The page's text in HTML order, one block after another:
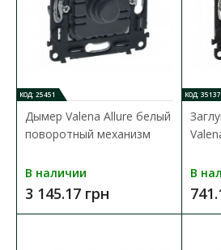
В КОРЗИНУ
В
КОД: 25451
Дымер Valena Allure белый
поворотный механизм
В наличии
3 145.17 грн
КОД: 35137
В